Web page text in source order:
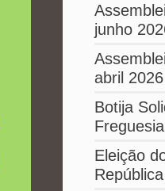
junho
abril 2026
Botija
Eleição